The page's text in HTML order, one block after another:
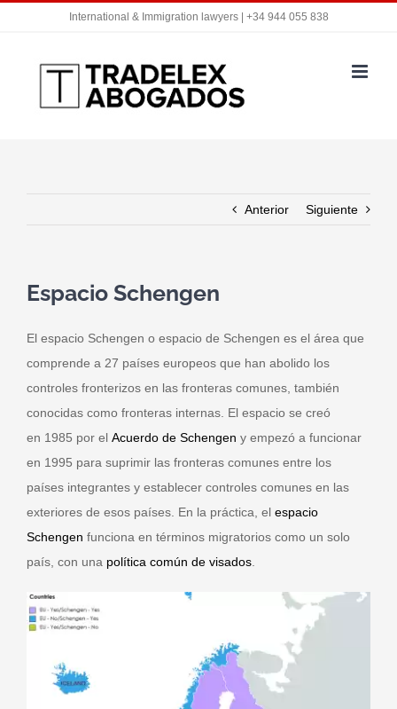
contenido
International & Immigration lawyers | +34 944 055 838
Anterior Siguiente
Espacio Schengen
El espacio Schengen o espacio de Schengen es el área que
comprende a 27 países europeos que han abolido los
controles fronterizos en las fronteras comunes, también
conocidas como fronteras internas. El espacio se creó
en 1985 por el Acuerdo de Schengen y empezó a funcionar
en 1995 para suprimir las fronteras comunes entre los
países integrantes y establecer controles comunes en las
exteriores de esos países. En la práctica, el espacio
Schengen funciona en términos migratorios como un solo
país, con una política común de visados